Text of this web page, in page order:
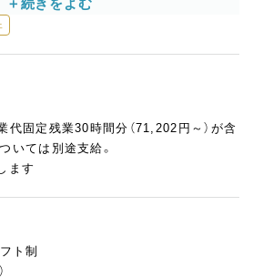
ます。
てにこだわり、お客様に忘れられないパ
代固定残業30時間分（71,202円～）が含
いては別途支給。
ます
ト制